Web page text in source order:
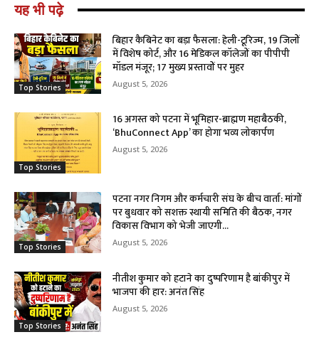
यह भी पढ़े
Top Stories
बिहार कैबिनेट का बड़ा फैसला: हेली-टूरिज्म, 19 जिलों
में विशेष कोर्ट, और 16 मेडिकल कॉलेजों का पीपीपी
मॉडल मंजूर; 17 मुख्य प्रस्तावों पर मुहर
August 5, 2026
Top Stories
16 अगस्त को पटना में भूमिहार-ब्राह्मण महाबैठकी,
‘BhuConnect App’ का होगा भव्य लोकार्पण
August 5, 2026
Top Stories
पटना नगर निगम और कर्मचारी संघ के बीच वार्ता: मांगों
पर बुधवार को सशक्त स्थायी समिति की बैठक, नगर
विकास विभाग को भेजी जाएगी...
August 5, 2026
Top Stories
नीतीश कुमार को हटाने का दुष्परिणाम है बांकीपुर में
भाजपा की हार: अनंत सिंह
August 5, 2026